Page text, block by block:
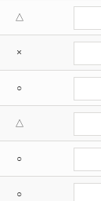
△
×
○
△
○
○